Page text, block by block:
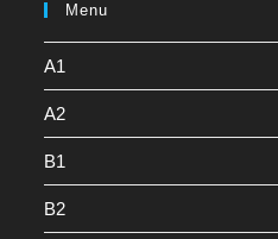
Menu
A1
A2
B1
B2